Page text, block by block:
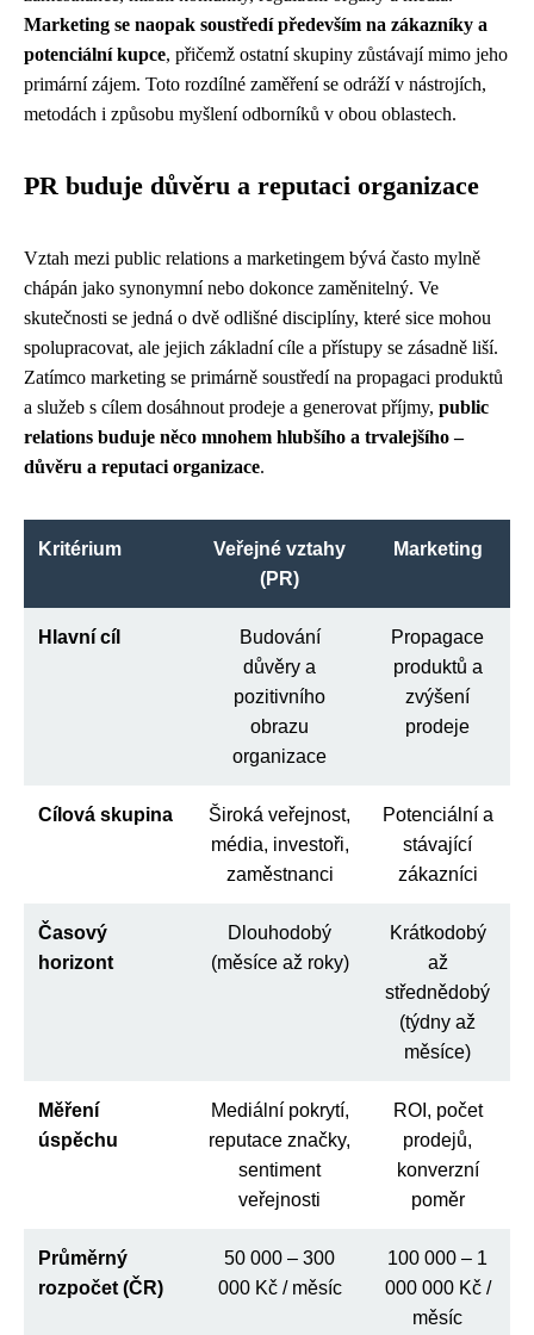
Marketing se naopak soustředí především na zákazníky a
potenciální kupce, přičemž ostatní skupiny zůstávají mimo jeho
primární zájem. Toto rozdílné zaměření se odráží v nástrojích,
metodách i způsobu myšlení odborníků v obou oblastech.
PR buduje důvěru a reputaci organizace
Vztah mezi public relations a marketingem bývá často mylně
chápán jako synonymní nebo dokonce zaměnitelný. Ve
skutečnosti se jedná o dvě odlišné disciplíny, které sice mohou
spolupracovat, ale jejich základní cíle a přístupy se zásadně liší.
Zatímco marketing se primárně soustředí na propagaci produktů
a služeb s cílem dosáhnout prodeje a generovat příjmy, public
relations buduje něco mnohem hlubšího a trvalejšího –
důvěru a reputaci organizace.
Kritérium
Veřejné vztahy
(PR)
Marketing
Hlavní cíl
Budování
důvěry a
pozitivního
obrazu
organizace
Propagace
produktů a
zvýšení
prodeje
Cílová skupina
Široká veřejnost,
média, investoři,
zaměstnanci
Potenciální a
stávající
zákazníci
Časový
horizont
Dlouhodobý
(měsíce až roky)
Krátkodobý
až
střednědobý
(týdny až
měsíce)
Měření
úspěchu
Mediální pokrytí,
reputace značky,
sentiment
veřejnosti
ROI, počet
prodejů,
konverzní
poměr
Průměrný
rozpočet (ČR)
50 000 – 300
000 Kč / měsíc
100 000 – 1
000 000 Kč /
měsíc